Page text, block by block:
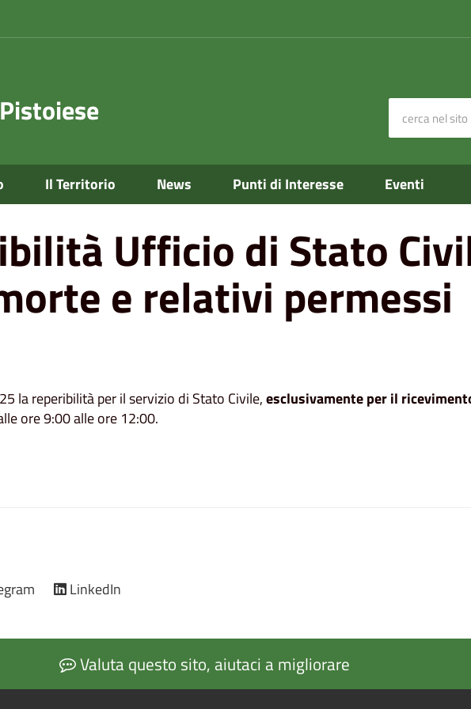
Il Territorio News Punti di Interesse Eventi
Civile per dichiarazioni di morte e relativi permessi
Ufficio di Stato
e relativi permessi
la reperibilità per il servizio di Stato Civile,esclusivamenteper il
ore 9:00 alle ore 12:00.
LinkedIn
Valuta questo sito, aiutaci a migliorare